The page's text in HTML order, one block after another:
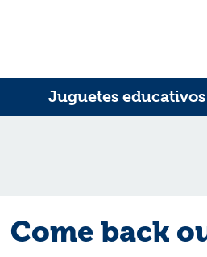
Juguetes educativos
Come back